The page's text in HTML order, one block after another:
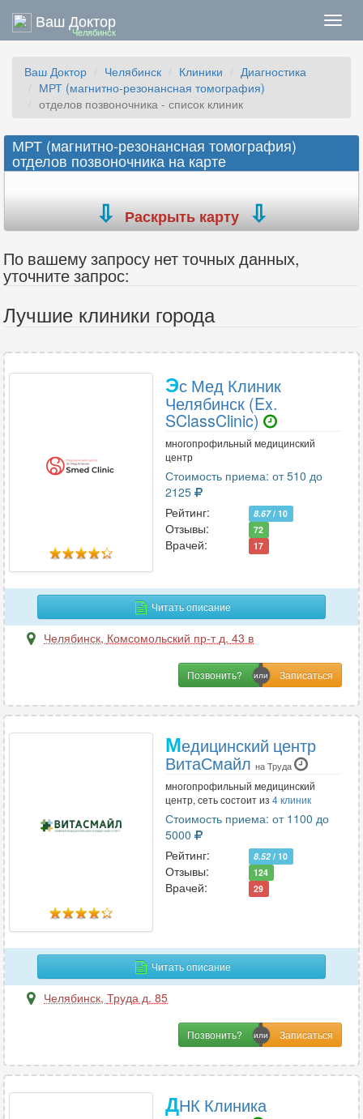
Ваш Доктор
Челябинск
Ваш Доктор Челябинск Клиники
Диагностика
МРТ (магнитно-резонансная томография)
отделов позвоночника - список клиник
МРТ (магнитно-резонансная томография)
отделов позвоночника на карте
Раскрыть карту
По вашему запросу нет точных данных,
уточните запрос:
Лучшие клиники города
Эс Мед Клиник
Челябинск (Ex.
SClassClinic)
многопрофильный медицинский
центр
Стоимость приема: от 510 до
2125
Рейтинг:
8.67/ 10
Отзывы: 72
Врачей: 17
Читать описание
Челябинск, Комсомольский пр-т д. 43 в
Позвонить?
Медицинский центр
ВитаСмайл на Труда
многопрофильный медицинский
центр, сеть состоит из 4 клиник
Стоимость приема: от 1100 до
5000
Рейтинг:
8.52 / 10
Отзывы: 124
Врачей: 29
Читать описание
Челябинск, Труда д. 85
Позвонить?
ДНК Клиника